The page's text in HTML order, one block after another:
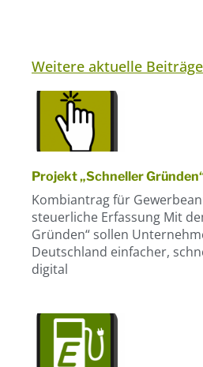
Weitere aktuelle Beiträge
Projekt „Schneller
Kombiantrag für
steuerliche Erfassung Mit
Gründen“ sollen
Deutschland einfacher,
digital